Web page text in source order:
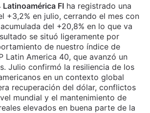
Latinoamérica FI ha registrado una
+3,2% en julio, cerrando el mes con
del +20,8% en lo que va
se situó ligeramente por
de nuestro índice de
Latin America 40, que avanzó un
Julio confirmó la resiliencia de los
en un contexto global
recuperación del dólar, conflictos
mundial y el mantenimiento de
elevados en buena parte de la